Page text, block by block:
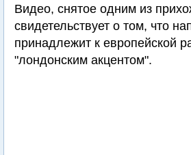
Видео, снятое одним из
свидетельствует о том, что
принадлежит к европейской
"лондонским акцентом".